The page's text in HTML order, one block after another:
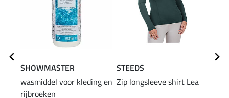
SHOWMASTER
wasmiddel voor kleding en
rijbroeken
STEEDS
Zip longsleeve shirt Lea